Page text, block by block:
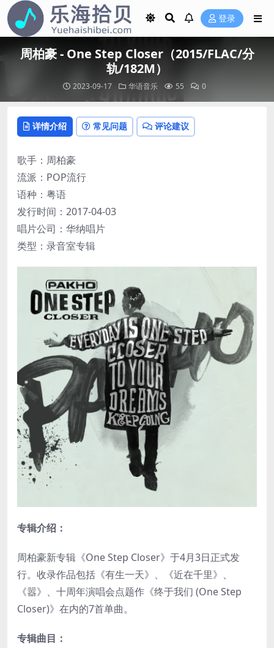
登录
周柏豪 - One Step Closer（2015/FLAC/分
轨/182M）
2023-09-17 华语音乐 55 0
详情介绍 常见问题 评论建议
歌手：周柏豪
流派：POP流行
语种：粤语
发行时间：2017-04-03
唱片公司：华纳唱片
类型：录音室专辑
专辑介绍：
周柏豪新专辑《One Step Closer》于4月3日正式发
行。收录作品包括《有生一天》、《近在千里》、
《嚣》、十周年演唱会点题作《终于我们 (One Step
Closer)》在内的7首单曲。
专辑曲目：